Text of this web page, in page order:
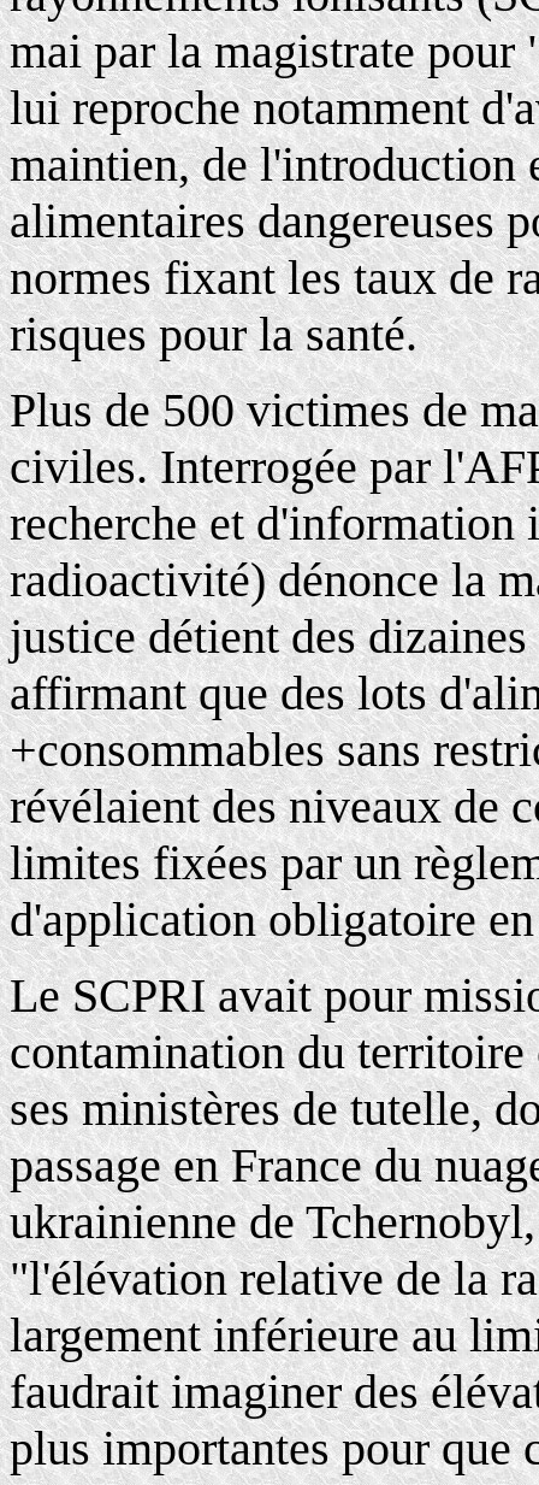
mai par la magistrate
lui reproche notamment
maintien, de l'introduction
alimentaires dangereuses
normes fixant les taux de
risques pour la santé.
Plus de 500 victimes de
civiles. Interrogée par
recherche et d'information
radioactivité) dénonce la
justice détient des
affirmant que des lots
+consommables sans
révélaient des niveaux de
limites fixées par un
d'application obligatoire
Le SCPRI avait pour
contamination du territoire
ses ministères de tutelle,
passage en France du
ukrainienne de
"l'élévation relative de la
largement inférieure au
faudrait imaginer des
plus importantes pour que